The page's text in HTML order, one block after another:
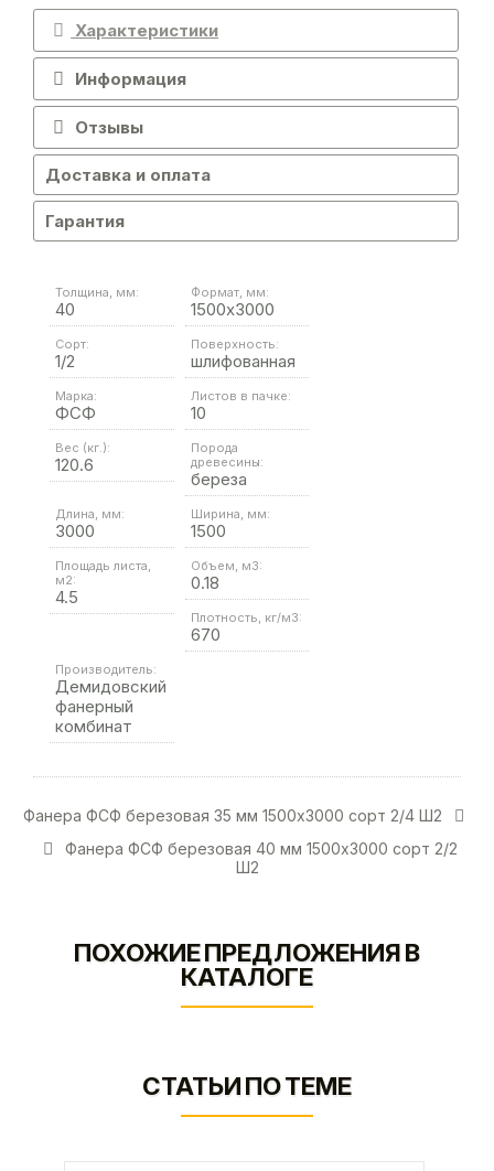
Характеристики
Информация
Отзывы
Доставка и оплата
Гарантия
Толщина, мм:
40
Формат, мм:
1500х3000
Сорт:
1/2
Поверхность:
шлифованная
Марка:
ФСФ
Листов в пачке:
10
Вес (кг.):
120.6
Порода
древесины:
береза
Длина, мм:
3000
Ширина, мм:
1500
Площадь листа,
м2:
4.5
Объем, м3:
0.18
Плотность, кг/м3:
670
Производитель:
Демидовский
фанерный
комбинат
Фанера ФСФ березовая 35 мм 1500х3000 сорт 2/4 Ш2
Фанера ФСФ березовая 40 мм 1500х3000 сорт 2/2
Ш2
ПОХОЖИЕ ПРЕДЛОЖЕНИЯ В
КАТАЛОГЕ
СТАТЬИ ПО ТЕМЕ